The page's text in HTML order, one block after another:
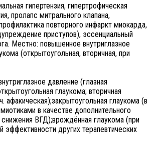
гипертензия, гипертрофическая
пролапс митрального клапана,
повторного инфаркт миокарда,
приступов), эссенциальный
Местно: повышенное внутриглазное
(открытоугольная, вторичная, при
давление (глазная
глаукома; вторичная
афакическая);закрытоугольная глаукома (в
в качестве дополнительного
ВГД);врождённая глаукома (при
эффективности других терапевтических